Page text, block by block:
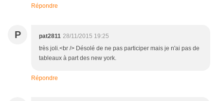
Répondre
P pat2811 28/11/2015 19:25
très joli.<br /> Désolé de ne pas participer mais je n'ai pas de
tableaux à part des new york.
Répondre